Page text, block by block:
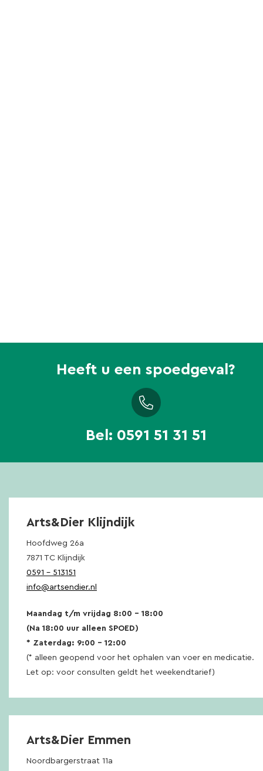
Heeft u een spoedgeval?
Bel: 0591 51 31 51
Arts&Dier Klijndijk
Hoofdweg 26a
7871 TC Klijndijk
0591 – 513151
info@artsendier.nl
Maandag t/m vrijdag 8:00 – 18:00
(Na 18:00 uur alleen SPOED)
* Zaterdag: 9:00 – 12:00
(* alleen geopend voor het ophalen van voer en medicatie.
Let op: voor consulten geldt het weekendtarief)
Arts&Dier Emmen
Noordbargerstraat 11a